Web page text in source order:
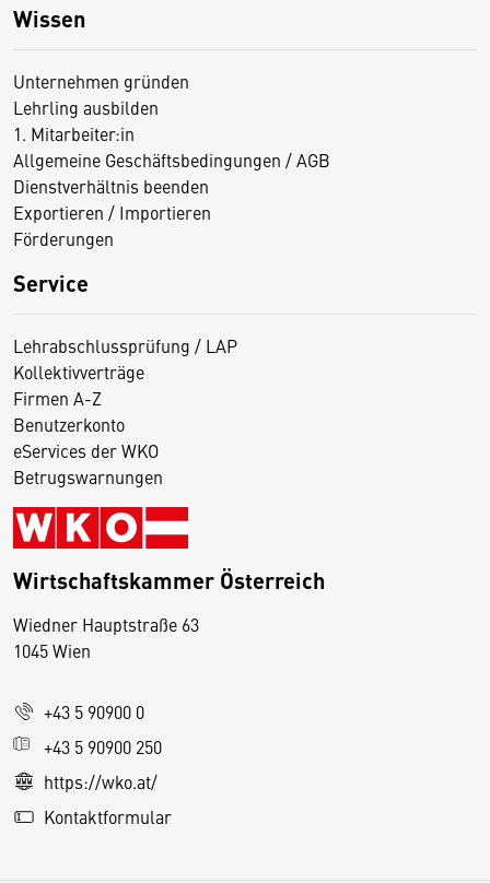
Wissen
Unternehmen gründen
Lehrling ausbilden
1. Mitarbeiter:in
Allgemeine Geschäftsbedingungen / AGB
Dienstverhältnis beenden
Exportieren / Importieren
Förderungen
Service
Lehrabschlussprüfung / LAP
Kollektivverträge
Firmen A-Z
Benutzerkonto
eServices der WKO
Betrugswarnungen
Wirtschaftskammer Österreich
Wiedner Hauptstraße 63
1045 Wien
+43 5 90900 0
+43 5 90900 250
https://wko.at/
Kontaktformular
D
s
e
S
e